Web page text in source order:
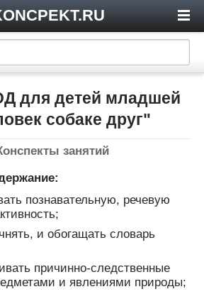
для детей младшей
собаке друг"
занятий
познавательную, речевую
и обогащать словарь
причинно-следственные
и явлениями природы;